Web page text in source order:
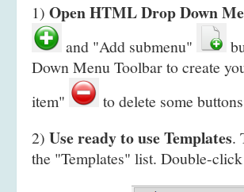
1) Open HTML Drop Down
and "Add submenu"
Down Menu Toolbar to create
item"
to delete some
2) Use ready to use Templates.
the "Templates" list. Double-